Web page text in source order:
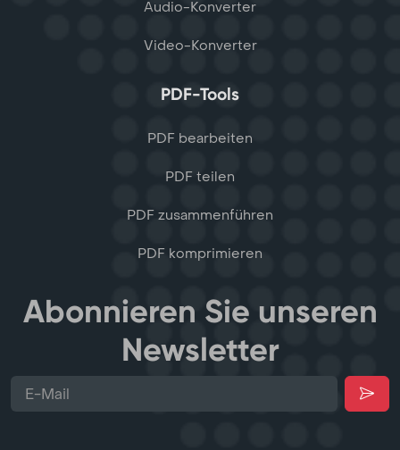
Audio-Konverter
Video-Konverter
PDF-Tools
PDF bearbeiten
PDF teilen
PDF zusammenführen
PDF komprimieren
Abonnieren Sie unseren
Newsletter